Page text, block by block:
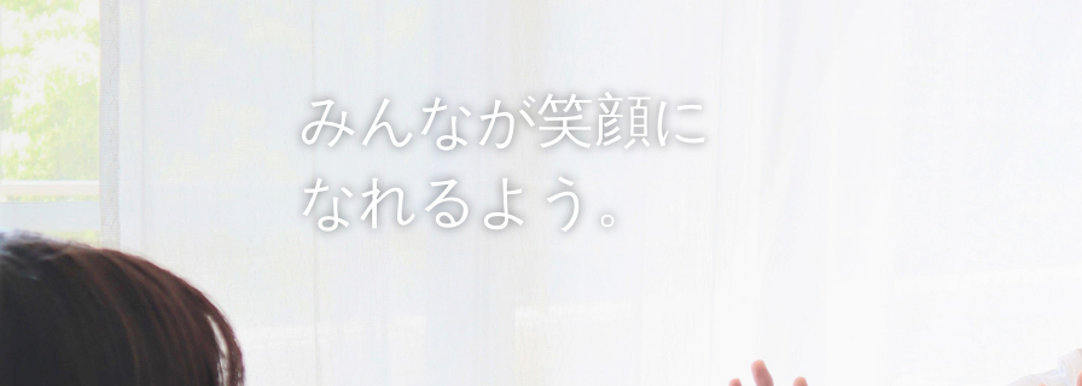
健康への願いを
叶えるために。
みんなが笑顔に
なれるよう。